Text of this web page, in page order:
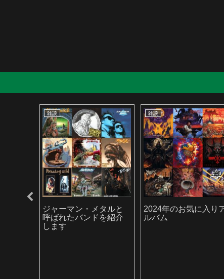
雑談
ジャーマン・メタルと
呼ばれたバンドを紹介
します
雑談
2024年のお気に入り
ルバム